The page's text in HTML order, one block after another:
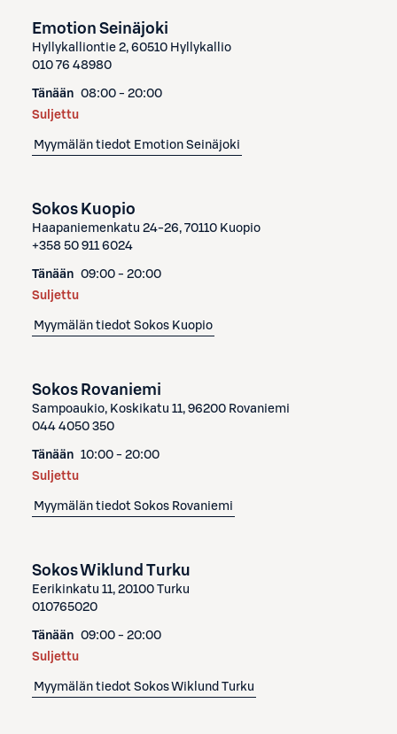
Emotion Seinäjoki
Hyllykalliontie 2, 60510 Hyllykallio
010 76 48980
Tänään 08:00 - 20:00
Suljettu
Myymälän tiedot Emotion Seinäjoki
Sokos Kuopio
Haapaniemenkatu 24-26, 70110 Kuopio
+358 50 911 6024
Tänään 09:00 - 20:00
Suljettu
Myymälän tiedot Sokos Kuopio
Sokos Rovaniemi
Sampoaukio, Koskikatu 11, 96200 Rovaniemi
044 4050 350
Tänään 10:00 - 20:00
Suljettu
Myymälän tiedot Sokos Rovaniemi
Sokos Wiklund Turku
Eerikinkatu 11, 20100 Turku
010765020
Tänään 09:00 - 20:00
Suljettu
Myymälän tiedot Sokos Wiklund Turku